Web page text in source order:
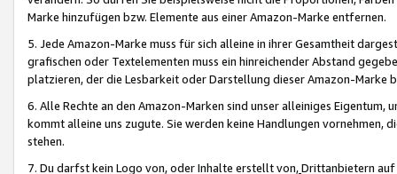
Marke hinzufügen bzw. Elemente aus einer Amazon-Marke entfernen.
5. Jede Amazon-Marke muss für sich alleine in ihrer Gesamtheit
grafischen oder Textelementen muss ein hinreichender Abstand
platzieren, der die Lesbarkeit oder Darstellung dieser Amazon-Marke
6. Alle Rechte an den Amazon-Marken sind unser alleiniges
kommt alleine uns zugute. Sie werden keine Handlungen vornehmen,
stehen.
7. Du darfst kein Logo von, oder Inhalte erstellt von,Drittanbietern auf